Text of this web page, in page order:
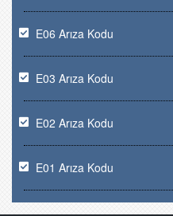
E06 Arıza Kodu
E03 Arıza Kodu
E02 Arıza Kodu
E01 Arıza Kodu